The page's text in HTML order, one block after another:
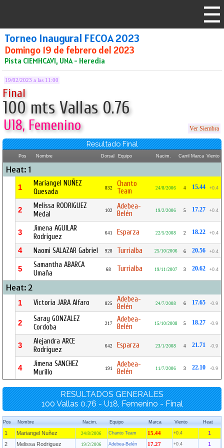
Torneo Inaugural FECOA 2023
Domingo 19 de febrero del 2023
Pista CIEMHCAVI, UNA - Heredia
19/02/2023 a las 11:00
Final
100 mts Vallas 0.76
U18, Femenino Ver Siembra
Resultado Final
Pos Nombre Dorsal Equipo Nacim. Carril Marca Viento
Heat: 1
1
Mariangel NUÑEZ
Quesada
832
Chanto
Team
24/8/2006 4 15.44 +0.4
2
Melissa RODRIGUEZ
Medal
102
Adebea-
Belén
19/2/2006 5 17.27 +0.4
3
Jimena AGUILAR
Rodriguez
641 Esparza 22/5/2008 2 18.22 +0.4
4 Naomi SALAZAR Gabriel 928 Turrialba 25/10/2006 6 20.56 +0.4
5
Samantha ABARCA
Umaña
68 Turrialba 19/11/2007 3 20.62 +0.4
Heat: 2
1 Victoria JARA Alfaro 825
Adebea-
Belén
24/7/2008 6 17.65 -0.9
2
Saray GONZALEZ
Cordoba
217
Adebea-
Belén
15/10/2008 5 18.27 -0.9
3
Alejandra ARCE
Rodriguez
642 Esparza 23/1/2008 4 21.71 -0.9
4
Jimena SANCHEZ
Murillo
191
Adebea-
Belén
11/7/2006 3 22.10 -0.9
RESULTADOS GENERALES
100 Vallas 0.76 - U18, Femenino - Final
Pos Nombre Nacim. Equipo Marca Viento Heat
1 Mariangel Nuñez 24/8/2006 Chanto Team 15.44 +0.4
1
2
Melissa Rodriguez 19/2/2006 Adebea-Belén 17.27 +0.4 1